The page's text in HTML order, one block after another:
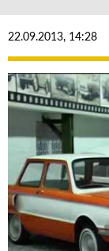
22.09.2013, 14:28